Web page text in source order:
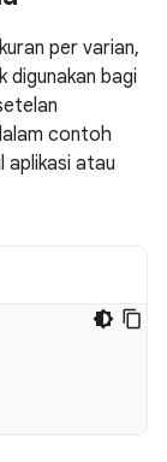
per varian,
digunakan bagi
contoh
aplikasi atau